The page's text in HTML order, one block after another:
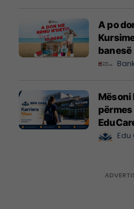
A po
banesë
Edu